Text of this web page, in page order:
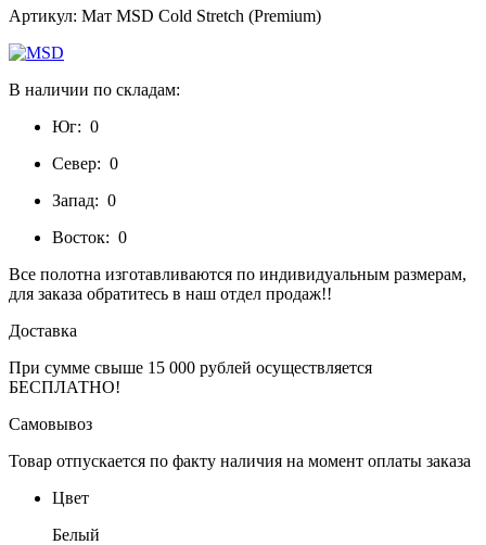
Артикул: Мат MSD Cold Stretch (Premium)
В наличии по складам:
Юг: 0
Север: 0
Запад: 0
Восток: 0
Все полотна изготавливаются по индивидуальным размерам,
для заказа обратитесь в наш отдел продаж!!
Доставка
При сумме свыше 15 000 рублей осуществляется
БЕСПЛАТНО!
Самовывоз
Товар отпускается по факту наличия на момент оплаты заказа
Цвет
Белый